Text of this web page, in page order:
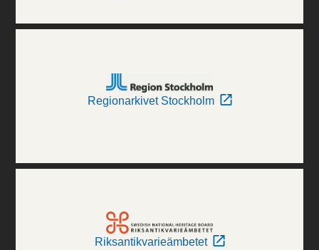
Regionarkivet Stockholm
Riksantikvarieämbetet